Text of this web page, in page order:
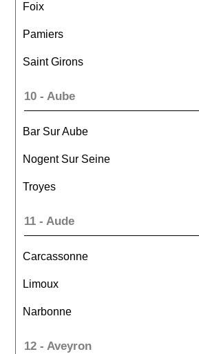
Foix
Pamiers
Saint Girons
10 - Aube
Bar Sur Aube
Nogent Sur Seine
Troyes
11 - Aude
Carcassonne
Limoux
Narbonne
12 - Aveyron